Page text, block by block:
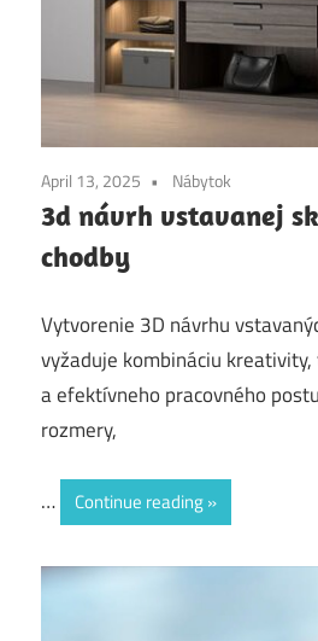
April 13, 2025 Nábytok
3d návrh vstavanej
chodby
Vytvorenie 3D návrhu
vyžaduje kombináciu
a efektívneho pracovného
rozmery,
… Continue reading